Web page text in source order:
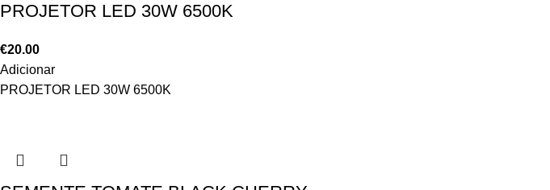
PROJETOR LED 30W 6500K
€20.00
Adicionar
PROJETOR LED 30W 6500K